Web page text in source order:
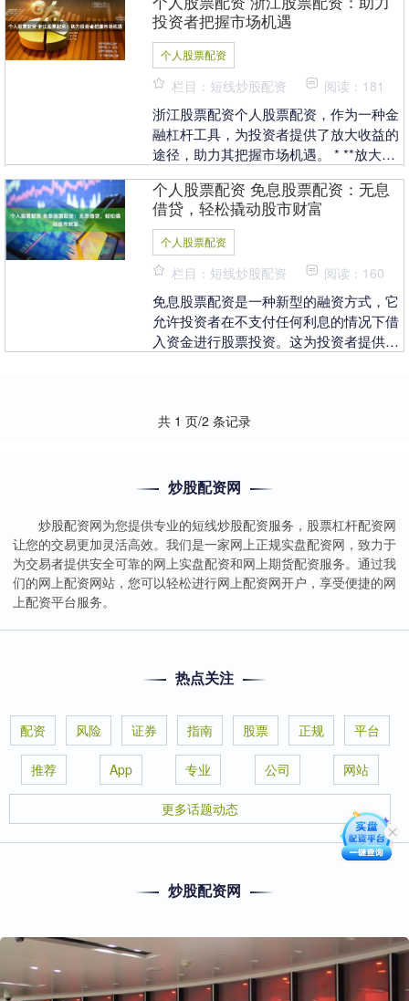
投资者把握市场机遇
个人股票配资
栏目：短线炒股配资 阅读：181
浙江股票配资个人股票配资，作为一种金
融杠杆工具，为投资者提供了放大收益的
途径，助力其把握市场机遇。 * **放大收
们以更少....
个人股票配资 免息股票配资：无息
借贷，轻松撬动股市财富
个人股票配资
栏目：短线炒股配资 阅读：160
免息股票配资是一种新型的融资方式，它
允许投资者在不支付任何利息的情况下借
入资金进行股票投资。这为投资者提供了
共 1 页/2 条记录
炒股配资网
炒股配资网为您提供专业的短线炒股配资服务，股票杠杆配资网
让您的交易更加灵活高效。我们是一家网上正规实盘配资网，致力于
为交易者提供安全可靠的网上实盘配资和网上期货配资服务。通过我
们的网上配资网站，您可以轻松进行网上配资网开户，享受便捷的网
上配资平台服务。
热点关注
配资 风险 证券 指南 股票 正规 平台
推荐 App 专业 公司 网站
更多话题动态
炒股配资网